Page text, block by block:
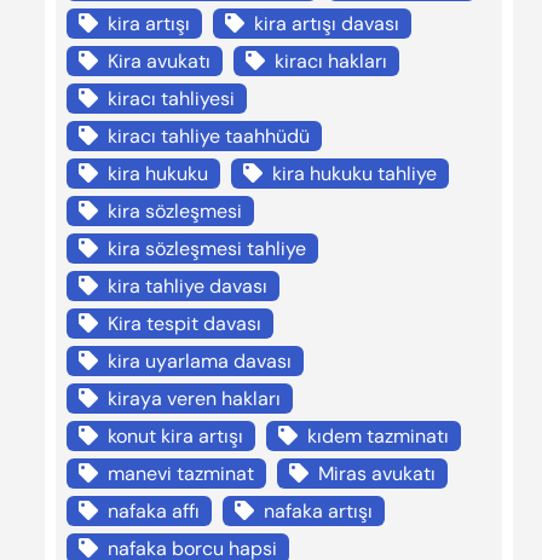
kira artışı
kira artışı davası
Kira avukatı
kiracı hakları
kiracı tahliyesi
kiracı tahliye taahhüdü
kira hukuku
kira hukuku tahliye
kira sözleşmesi
kira sözleşmesi tahliye
kira tahliye davası
Kira tespit davası
kira uyarlama davası
kiraya veren hakları
konut kira artışı
kıdem tazminatı
manevi tazminat
Miras avukatı
nafaka affı
nafaka artışı
nafaka borcu hapsi